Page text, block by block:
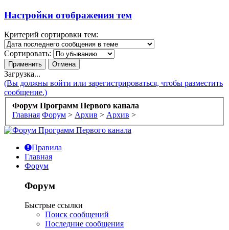
Настройки отображения тем
Критерий сортировки тем:
Сортировать:
Загрузка...
(Вы должны войти или зарегистрироваться, чтобы разместить
сообщение.)
Форум Программ Первого канала
Главная Форум > Архив > Архив >
Правила
Главная
Форум
Форум
Быстрые ссылки
Поиск сообщений
Последние сообщения